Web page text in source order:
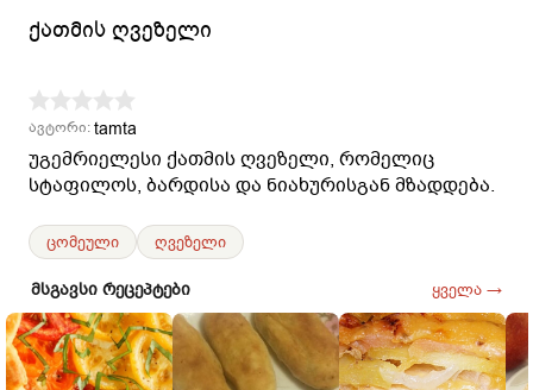
ქათმის ღვეზელი
ავტორი:tamta
უგემრიელესი ქათმის ღვეზელი, რომელიც
სტაფილოს, ბარდისა და ნიახურისგან მზადდება.
ცომეული ღვეზელი
მსგავსი რეცეპტები ყველა →